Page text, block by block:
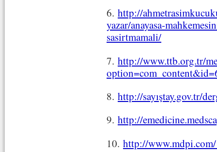
6. http://
yazar/anayasa-
sasirtmamali/
7. http://www.ttb.org.tr/
8. http://sayıştay.gov.tr/
9. http://
10. http://